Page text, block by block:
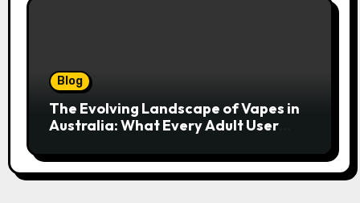
Blog
The Evolving Landscape of Vapes in
Australia: What Every Adult User